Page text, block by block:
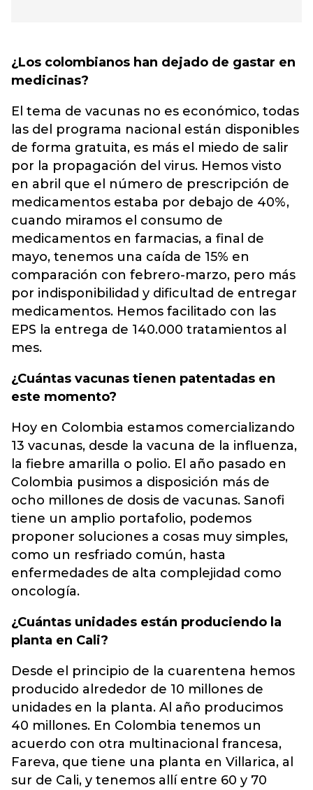
¿Los colombianos han dejado de gastar en
medicinas?
El tema de vacunas no es económico, todas
las del programa nacional están disponibles
de forma gratuita, es más el miedo de salir
por la propagación del virus. Hemos visto
en abril que el número de prescripción de
medicamentos estaba por debajo de 40%,
cuando miramos el consumo de
medicamentos en farmacias, a final de
mayo, tenemos una caída de 15% en
comparación con febrero-marzo, pero más
por indisponibilidad y dificultad de entregar
medicamentos. Hemos facilitado con las
EPS la entrega de 140.000 tratamientos al
mes.
¿Cuántas vacunas tienen patentadas en
este momento?
Hoy en Colombia estamos comercializando
13 vacunas, desde la vacuna de la influenza,
la fiebre amarilla o polio. El año pasado en
Colombia pusimos a disposición más de
ocho millones de dosis de vacunas. Sanofi
tiene un amplio portafolio, podemos
proponer soluciones a cosas muy simples,
como un resfriado común, hasta
enfermedades de alta complejidad como
oncología.
¿Cuántas unidades están produciendo la
planta en Cali?
Desde el principio de la cuarentena hemos
producido alrededor de 10 millones de
unidades en la planta. Al año producimos
40 millones. En Colombia tenemos un
acuerdo con otra multinacional francesa,
Fareva, que tiene una planta en Villarica, al
sur de Cali, y tenemos allí entre 60 y 70